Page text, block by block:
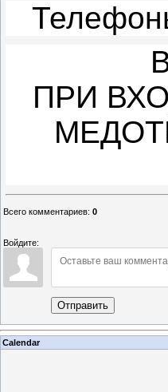
ПРИ
Всего комментариев: 0
Войдите:
Отправить
Calendar